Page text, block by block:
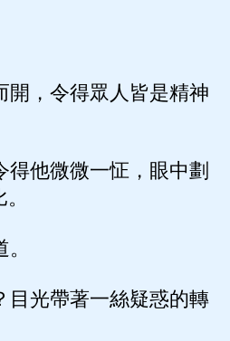
，令得眾人皆是精神
他微微一怔，眼中劃
光帶著一絲疑惑的轉